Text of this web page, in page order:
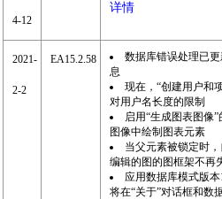
4-12
详情
2021-
2-2
EA15.2.58
数据库错误处理已
息
现在，“创建用户和
对用户名长度的限制
启用“生成图表图像
图像中绘制图表元素
当父元素被锁定时
编辑的图的图框架不再
应用数据库模式版
将在“关于”对话框和数